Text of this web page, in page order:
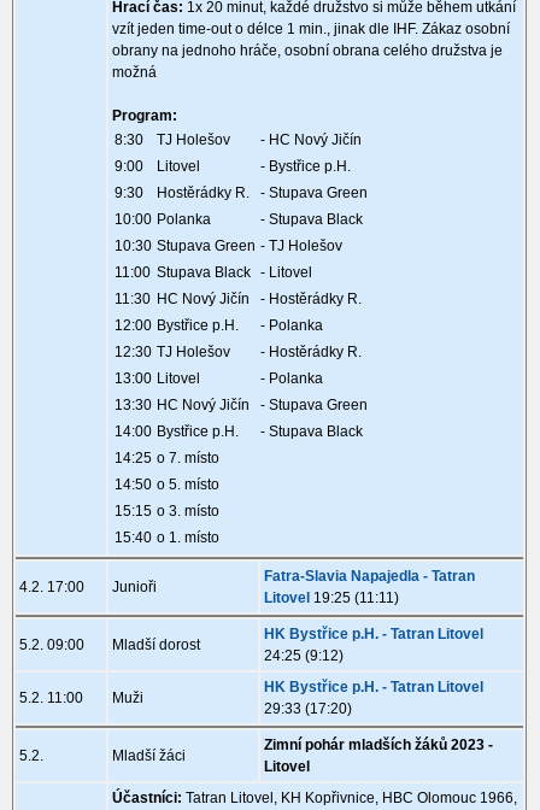
Hrací čas: 1x 20 minut, každé družstvo si může během utkání
vzít jeden time-out o délce 1 min., jinak dle IHF. Zákaz osobní
obrany na jednoho hráče, osobní obrana celého družstva je
možná
Program:
8:30
TJ Holešov
- HC Nový Jičín
9:00
Litovel
- Bystřice p.H.
9:30
Hostěrádky R.
- Stupava Green
10:00 Polanka
- Stupava Black
10:30 Stupava Green - TJ Holešov
11:00 Stupava Black
- Litovel
11:30 HC Nový Jičín
- Hostěrádky R.
12:00 Bystřice p.H.
- Polanka
12:30 TJ Holešov
- Hostěrádky R.
13:00 Litovel
- Polanka
13:30 HC Nový Jičín
- Stupava Green
14:00 Bystřice p.H.
- Stupava Black
14:25 o 7. místo
14:50 o 5. místo
15:15 o 3. místo
15:40 o 1. místo
4.2. 17:00 Junioři
Fatra-Slavia Napajedla - Tatran
Litovel 19:25 (11:11)
5.2. 09:00 Mladší dorost
HK Bystřice p.H. - Tatran Litovel
24:25 (9:12)
5.2. 11:00 Muži
HK Bystřice p.H. - Tatran Litovel
29:33 (17:20)
5.2. Mladší žáci
Zimní pohár mladších žáků 2023 -
Litovel
Účastníci: Tatran Litovel, KH Kopřivnice, HBC Olomouc 1966,